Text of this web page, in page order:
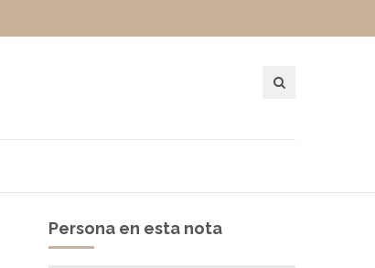
Persona en esta nota